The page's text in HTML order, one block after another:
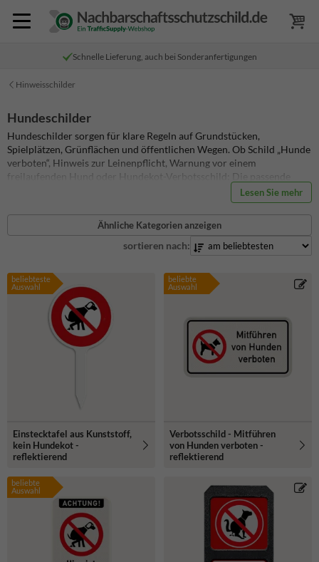
Schnelle Lieferung, auch bei Sonderanfertigungen
Hinweisschilder
Hundeschilder
Hundeschilder sorgen für klare Regeln auf Grundstücken,
Spielplätzen, Grünflächen und öffentlichen Wegen. Ob Schild „Hunde
verboten“, Hinweis zur Leinenpflicht, Warnung vor einem
freilaufenden Hund oder Hundekot-Verbotsschild: Die passende
Beschilderung verhindert Missverständnisse und macht Vorgaben
sofort sichtbar. Gut verständliche Piktogramme helfen
Hundebesitzern, Besuchern und Anwohnern, die Regeln schnell zu
erkennen. Du findest wetterfeste Hundeverbotsschilder für private,
gewerbliche und kommunale Außenbereiche. Je nach Standort
Ausführung oder ein Schild mit stabilem Alform-Rahmen. Auch
individuelle Hundeschilder mit Wunschtext oder eigenem Design
lassen sich passend zu deinem Einsatzbereich gestalten. Entdecke
jetzt das passende Hundeschild für saubere, sichere und
übersichtlich gekennzeichnete Flächen.
Lesen Sie mehr
Ähnliche Kategorien anzeigen
sortieren nach:
beliebteste
Auswahl
Einstecktafel aus Kunststoff,
kein Hundekot -
reflektierend
beliebte
Auswahl
Verbotsschild - Mitführen
von Hunden verboten -
reflektierend
beliebte
Auswahl